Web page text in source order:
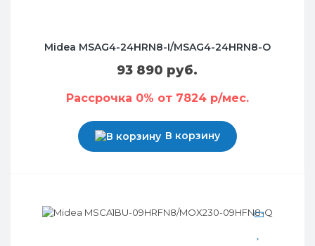
Midea MSAG4-24HRN8-I/MSAG4-24HRN8-O
93 890 руб.
Рассрочка 0% от 7824 р/мес.
В корзину